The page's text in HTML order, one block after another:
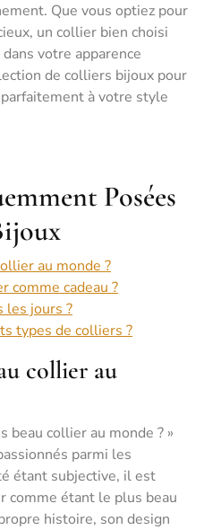
Que vous optiez pour
un collier bien choisi
votre apparence
de colliers bijoux pour
à votre style
Posées
au monde ?
comme cadeau ?
les jours ?
types de colliers ?
collier au
beau collier au monde ? »
parmi les
étant subjective, il est
comme étant le plus beau
histoire, son design